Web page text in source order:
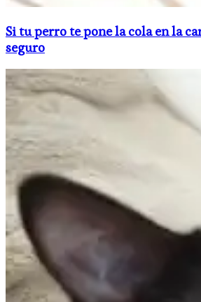
Si tu perro te pone la cola en la
seguro